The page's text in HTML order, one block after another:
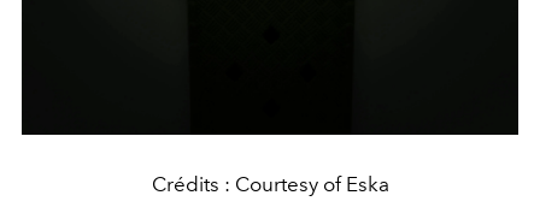
Crédits : Courtesy of Eska